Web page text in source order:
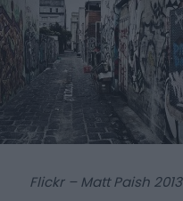
Flickr – Matt Paish 2013